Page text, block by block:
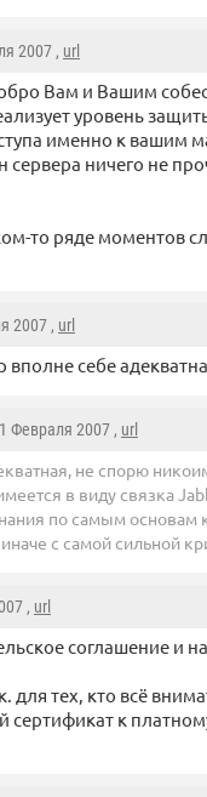
2007 , url
Вам и Вашим
уровень
именно к вашим
сервера ничего не
то ряде моментов
2007 , url
себе
Февраля 2007 , url
не спорю
в виду связка
по самым основам
с самой сильной
, url
соглашение и
для тех, кто всё
к